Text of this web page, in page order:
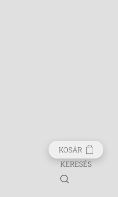
KOSÁR
KERESÉS